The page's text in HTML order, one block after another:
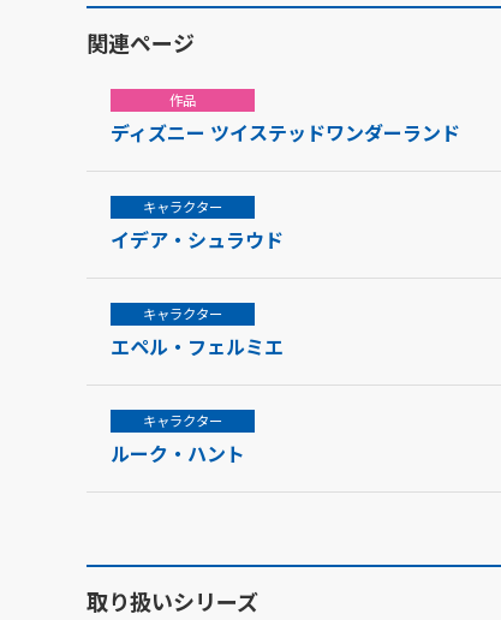
関連ページ
作品
ディズニー ツイステッドワンダーランド
キャラクター
イデア・シュラウド
キャラクター
エペル・フェルミエ
キャラクター
ルーク・ハント
取り扱いシリーズ